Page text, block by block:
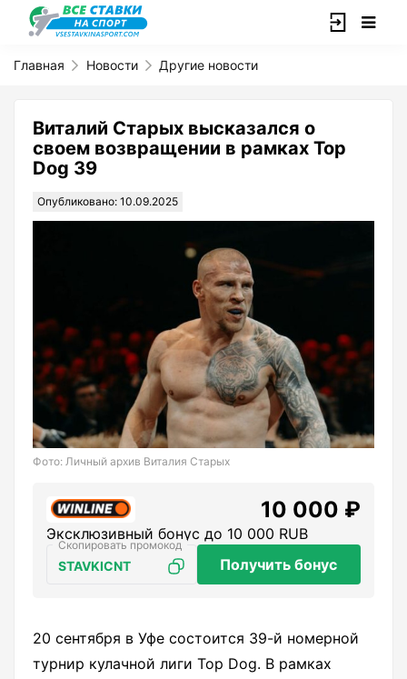
Главная Новости Другие новости
Виталий Старых высказался о
своем возвращении в рамках Top
Dog 39
Опубликовано: 10.09.2025
Фото: Личный архив Виталия Старых
10 000 ₽
Эксклюзивный бонус до 10 000 RUB
STAVKICNT Получить бонус
20 сентября в Уфе состоится 39-й номерной
турнир кулачной лиги Top Dog. В рамках